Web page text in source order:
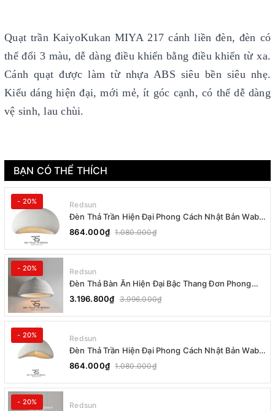
Quạt trần KaiyoKukan MIYA 217 cánh liền đèn, đèn có
thể đổi 3 màu, dễ dàng điều khiển bằng điều khiển từ xa.
Cánh quạt được làm từ nhựa ABS siêu bền siêu nhẹ.
Kiểu dáng hiện đại, mới mẻ, ít góc cạnh, có thể dễ dàng
vệ sinh, lau chùi.
BẠN CÓ THỂ THÍCH
- 20% Redsun
Đèn Thả Trần Hiện Đại Phong Cách Nhật Bản Wabi-
sabi CDT-T036 Dáng B
864.000₫ 1.080.000₫
- 20% Redsun
Đèn Thả Bàn Ăn Hiện Đại Bậc Thang Đơn Phong
Cách Nhật Bản Wabi-sabi DC-T078B
3.196.800₫ 3.996.000₫
- 20% Redsun
Đèn Thả Trần Hiện Đại Phong Cách Nhật Bản Wabi-
sabi CDT-T036 Dáng A
864.000₫ 1.080.000₫
- 20% Redsun